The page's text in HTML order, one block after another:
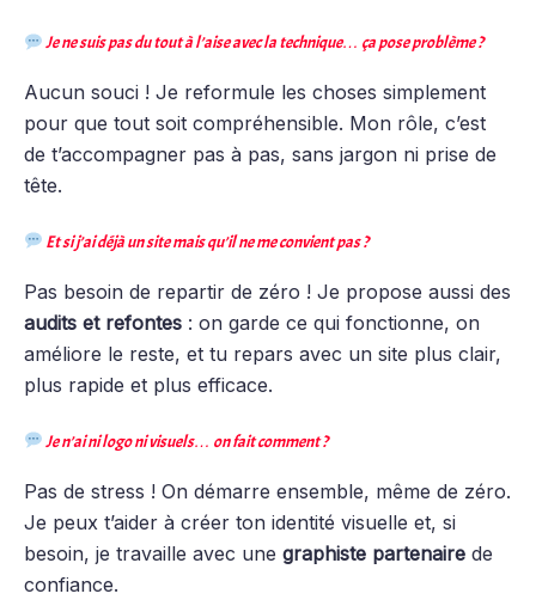
Je ne suis pas du tout à l’aise avec la technique… ça pose problème ?
Aucun souci ! Je reformule les choses simplement
pour que tout soit compréhensible. Mon rôle, c’est
de t’accompagner pas à pas, sans jargon ni prise de
tête.
Et si j’ai déjà un site mais qu’il ne me convient pas ?
Pas besoin de repartir de zéro ! Je propose aussi des
audits et refontes : on garde ce qui fonctionne, on
améliore le reste, et tu repars avec un site plus clair,
plus rapide et plus efficace.
Je n’ai ni logo ni visuels… on fait comment ?
Pas de stress ! On démarre ensemble, même de zéro.
Je peux t’aider à créer ton identité visuelle et, si
besoin, je travaille avec une graphiste partenaire de
confiance.